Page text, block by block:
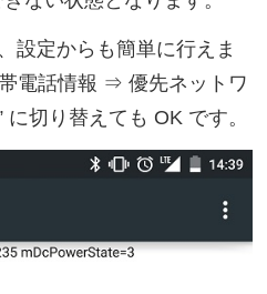
設定からも簡単に行えま
電話情報 ⇒ 優先ネットワ
に切り替えても OK です。